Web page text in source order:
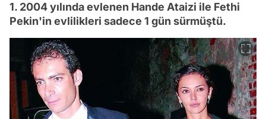
1. 2004 yılında evlenen Hande Ataizi ile Fethi
Pekin'in evlilikleri sadece 1 gün sürmüştü.